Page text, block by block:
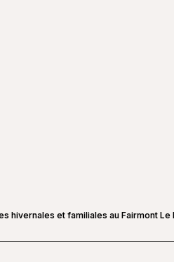
hivernales et familiales au Fairmont Le